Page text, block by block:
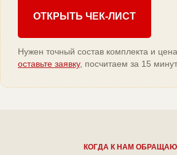
ОТКРЫТЬ ЧЕК-ЛИСТ
Нужен точный состав комплекта и
оставьте заявку, посчитаем за 15 минут.
КОГДА К НАМ